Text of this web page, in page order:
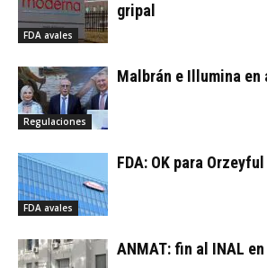
FDA avales
gripal
Regulaciones
Malbrán e Illumina en
FDA avales
FDA: OK para
ANMAT: fin al INAL